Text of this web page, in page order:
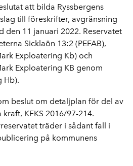
att bilda Ryssbergens
till föreskrifter, avgränsning
den 11 januari 2022. Reservatet
Sicklaön 13:2 (PEFAB),
Exploatering Kb) och
Exploatering KB genom
Hb).
beslut om detaljplan för del av
KFKS 2016/97-214.
träder i sådant fall i
på kommunens